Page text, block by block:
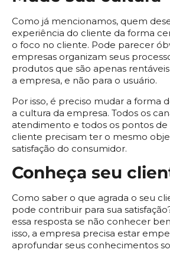
Como já mencionamos, quem
experiência do cliente da forma
o foco no cliente. Pode parecer
empresas organizam seus
produtos que são apenas
a empresa, e não para o usuário.
Por isso, é preciso mudar a forma
a cultura da empresa. Todos os
atendimento e todos os pontos
cliente precisam ter o mesmo
satisfação do consumidor.
Conheça seu
Como saber o que agrada o seu
pode contribuir para sua
essa resposta se não conhecer
isso, a empresa precisa estar
aprofundar seus conhecimentos